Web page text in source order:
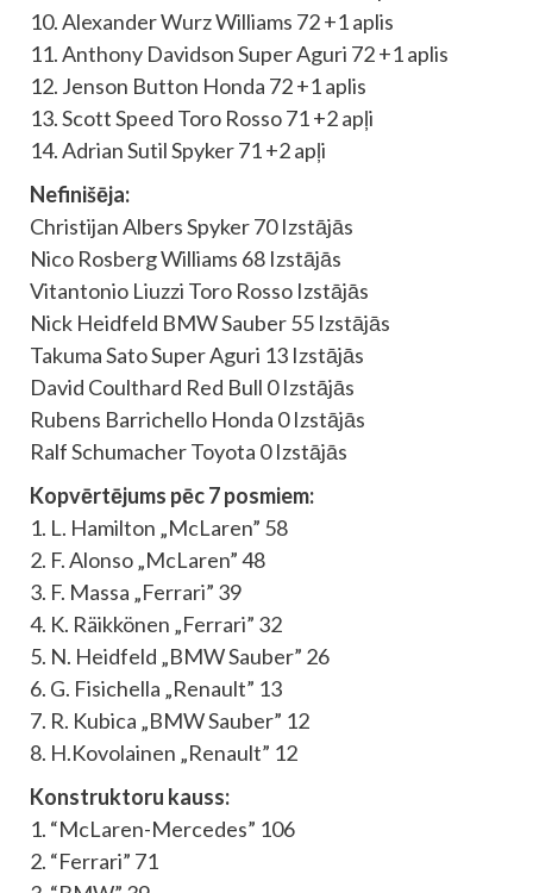
10. Alexander Wurz Williams 72 +1 aplis
11. Anthony Davidson Super Aguri 72 +1 aplis
12. Jenson Button Honda 72 +1 aplis
13. Scott Speed Toro Rosso 71 +2 apļi
14. Adrian Sutil Spyker 71 +2 apļi
Nefinišēja:
Christijan Albers Spyker 70 Izstājās
Nico Rosberg Williams 68 Izstājās
Vitantonio Liuzzi Toro Rosso Izstājās
Nick Heidfeld BMW Sauber 55 Izstājās
Takuma Sato Super Aguri 13 Izstājās
David Coulthard Red Bull 0 Izstājās
Rubens Barrichello Honda 0 Izstājās
Ralf Schumacher Toyota 0 Izstājās
Kopvērtējums pēc 7 posmiem:
1. L. Hamilton „McLaren” 58
2. F. Alonso „McLaren” 48
3. F. Massa „Ferrari” 39
4. K. Räikkönen „Ferrari” 32
5. N. Heidfeld „BMW Sauber” 26
6. G. Fisichella „Renault” 13
7. R. Kubica „BMW Sauber” 12
8. H.Kovolainen „Renault” 12
Konstruktoru kauss:
1. “McLaren-Mercedes” 106
2. “Ferrari” 71